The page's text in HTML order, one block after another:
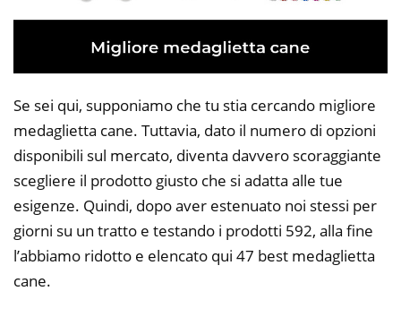
Se sei qui, supponiamo che tu stia cercando migliore
medaglietta cane. Tuttavia, dato il numero di opzioni
disponibili sul mercato, diventa davvero scoraggiante
scegliere il prodotto giusto che si adatta alle tue
esigenze. Quindi, dopo aver estenuato noi stessi per
giorni su un tratto e testando i prodotti 592, alla fine
l’abbiamo ridotto e elencato qui 47 best medaglietta
cane.